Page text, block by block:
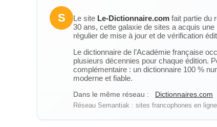
S Le site Le-Dictionnaire.com fait partie du
30 ans, cette galaxie de sites a acquis
régulier de mise à jour et de vérification
Le dictionnaire de l’Académie française
plusieurs décennies pour chaque édition.
complémentaire : un dictionnaire 100 %
moderne et fiable.
Dans le même réseau : Dictionnaires.com
Réseau Semantiak : sites francophones en